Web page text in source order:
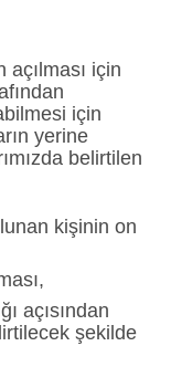
açılması için
için
yerine
belirtilen
kişinin on
açısından
şekilde